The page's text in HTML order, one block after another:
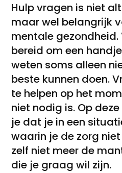
Hulp vragen is niet
maar wel belangrijk
mentale gezondheid.
bereid om een
weten soms alleen
beste kunnen doen.
te helpen op het
niet nodig is. Op
je dat je in een
waarin je de zorg
zelf niet meer de
die je graag wil zijn.